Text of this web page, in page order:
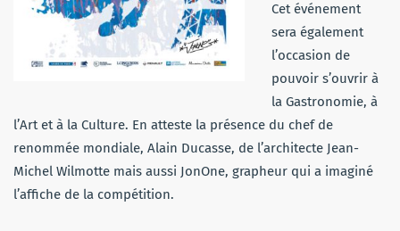
Cet événement
sera également
l’occasion de
pouvoir s’ouvrir à
la Gastronomie, à
l’Art et à la Culture. En atteste la présence du chef de
renommée mondiale, Alain Ducasse, de l’architecte Jean-
Michel Wilmotte mais aussi JonOne, grapheur qui a imaginé
l’affiche de la compétition.